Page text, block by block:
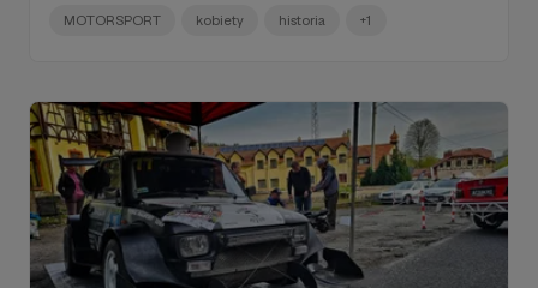
Porsche GT3 Cup. Jej sukces to nie tylko sportowy
rekord, ale także symbol odwagi i determinacji.
MOTORSPORT kobiety historia +1